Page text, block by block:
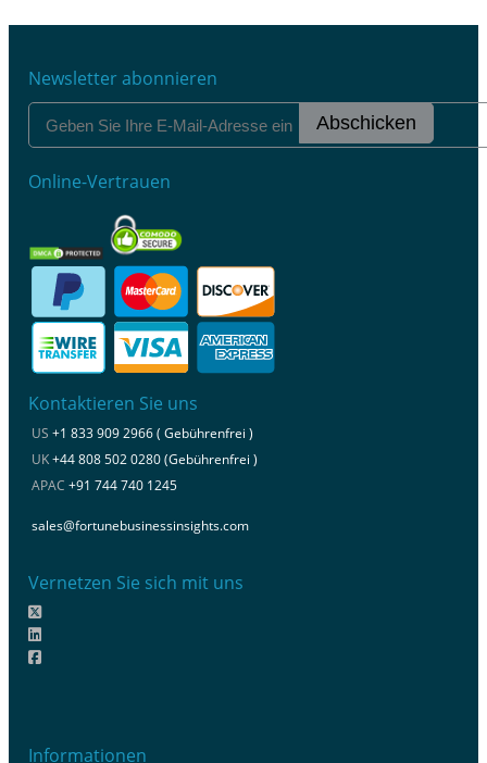
Newsletter abonnieren
Abschicken
Online-Vertrauen
Kontaktieren Sie uns
US +1 833 909 2966 ( Gebührenfrei )
UK+44 808 502 0280 (Gebührenfrei )
APAC +91 744 740 1245
sales@fortunebusinessinsights.com
Vernetzen Sie sich mit uns
Informationen